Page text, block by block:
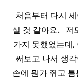
처음부터 다시
실 것 같아요. ​ ​ 저
가지 못했었는데,
써보고 나서 생
손에 뭔가 쥐고